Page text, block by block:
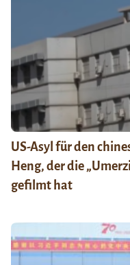
US-Asyl für den
Heng, der die
gefilmt hat